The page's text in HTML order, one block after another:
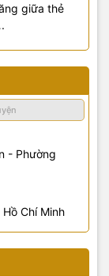
giữa thẻ
- Phường
Chí Minh